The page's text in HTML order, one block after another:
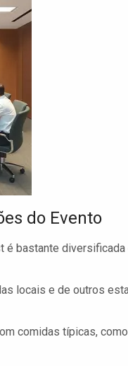
do Evento
é bastante
locais e de outros
comidas típicas,